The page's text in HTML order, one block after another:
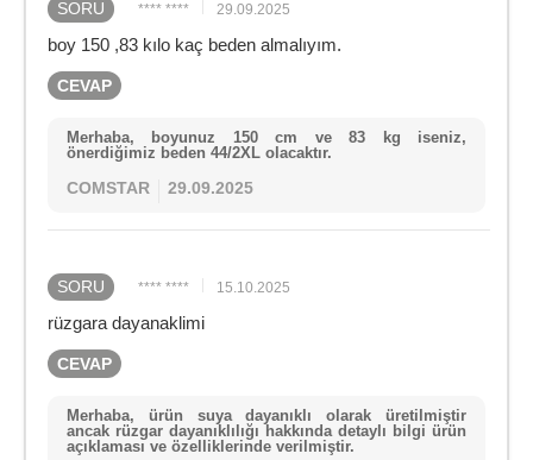
SORU **** **** 29.09.2025
boy 150 ,83 kılo kaç beden almalıyım.
CEVAP
Merhaba, boyunuz 150 cm ve 83 kg iseniz,
önerdiğimiz beden 44/2XL olacaktır.
COMSTAR 29.09.2025
SORU **** **** 15.10.2025
rüzgara dayanaklimi
CEVAP
Merhaba, ürün suya dayanıklı olarak üretilmiştir
ancak rüzgar dayanıklılığı hakkında detaylı bilgi ürün
açıklaması ve özelliklerinde verilmiştir.